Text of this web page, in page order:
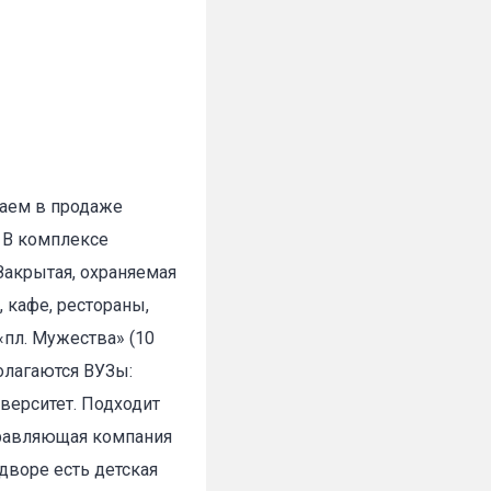
в продаже
комплексе
охраняемая
рестораны,
Мужества» (10
ВУЗы:
Подходит
компания
есть детская